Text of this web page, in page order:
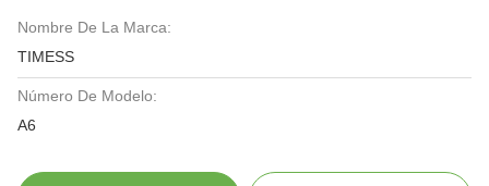
Nombre De La Marca:
TIMESS
Número De Modelo:
A6